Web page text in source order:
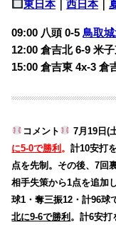
東日本｜西日本｜
09:00 八頭 0-5鳥取
12:00 倉吉北 6-9 米
15:00 倉吉東 4x-3 倉
コメント 7月19日(
に5-0で勝利。計10安打
点を先制。その後、7回
相手失策から1点を追加
球1・奪三振12・計96球
北に9-6で勝利。計6安打